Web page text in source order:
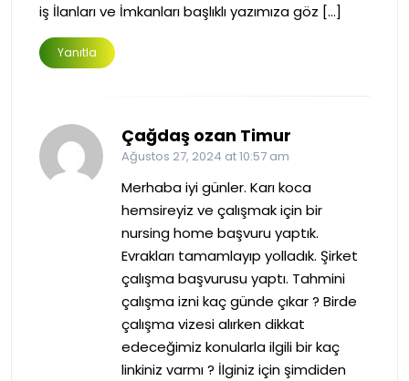
iş İlanları ve İmkanları başlıklı yazımıza göz […]
Yanıtla
Çağdaş ozan Timur
Ağustos 27, 2024 at 10:57 am
Merhaba iyi günler. Karı koca
hemsireyiz ve çalışmak için bir
nursing home başvuru yaptık.
Evrakları tamamlayıp yolladık. Şirket
çalışma başvurusu yaptı. Tahmini
çalışma izni kaç günde çıkar ? Birde
çalışma vizesi alırken dikkat
edeceğimiz konularla ilgili bir kaç
linkiniz varmı ? İlginiz için şimdiden